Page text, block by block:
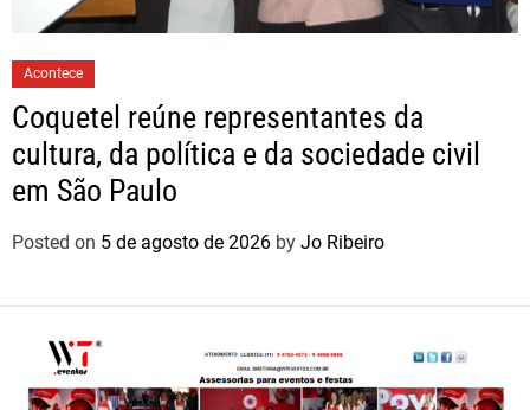
Acontece
Coquetel reúne representantes da
cultura, da política e da sociedade civil
em São Paulo
Posted on 5 de agosto de 2026 by Jo Ribeiro